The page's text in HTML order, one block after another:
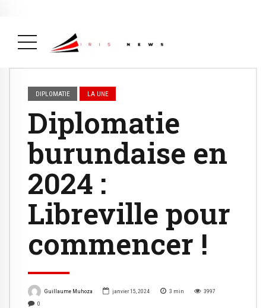
DIPLOMATIE LA UNE
Diplomatie
burundaise en
2024 :
Libreville pour
commencer !
Guillaume Muhoza janvier 15, 2024 3 min
3997
0